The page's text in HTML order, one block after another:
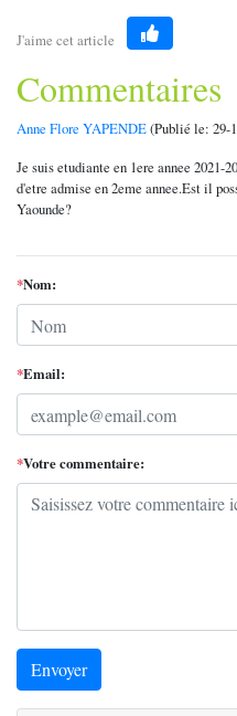
J'aime cet article
Like
Commentaires
Anne Flore YAPENDE(Publié le: 29-
Je suis etudiante en 1ere annee
d'etre admise en 2eme annee.Est il
Yaounde?
*Nom:
*Email:
*Votre commentaire:
Envoyer